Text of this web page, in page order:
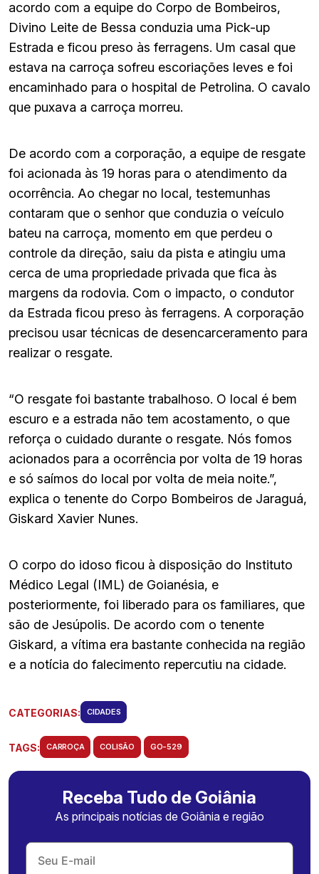
acordo com a equipe do Corpo de Bombeiros,
Divino Leite de Bessa conduzia uma Pick-up
Estrada e ficou preso às ferragens. Um casal que
estava na carroça sofreu escoriações leves e foi
encaminhado para o hospital de Petrolina. O cavalo
que puxava a carroça morreu.
De acordo com a corporação, a equipe de resgate
foi acionada às 19 horas para o atendimento da
ocorrência. Ao chegar no local, testemunhas
contaram que o senhor que conduzia o veículo
bateu na carroça, momento em que perdeu o
controle da direção, saiu da pista e atingiu uma
cerca de uma propriedade privada que fica às
margens da rodovia. Com o impacto, o condutor
da Estrada ficou preso às ferragens. A corporação
precisou usar técnicas de desencarceramento para
realizar o resgate.
“O resgate foi bastante trabalhoso. O local é bem
escuro e a estrada não tem acostamento, o que
reforça o cuidado durante o resgate. Nós fomos
acionados para a ocorrência por volta de 19 horas
e só saímos do local por volta de meia noite.”,
explica o tenente do Corpo Bombeiros de Jaraguá,
Giskard Xavier Nunes.
O corpo do idoso ficou à disposição do Instituto
Médico Legal (IML) de Goianésia, e
posteriormente, foi liberado para os familiares, que
são de Jesúpolis. De acordo com o tenente
Giskard, a vítima era bastante conhecida na região
e a notícia do falecimento repercutiu na cidade.
CATEGORIAS: CIDADES
TAGS: CARROÇA COLISÃO GO-529
Receba Tudo de Goiânia
As principais notícias de Goiânia e região